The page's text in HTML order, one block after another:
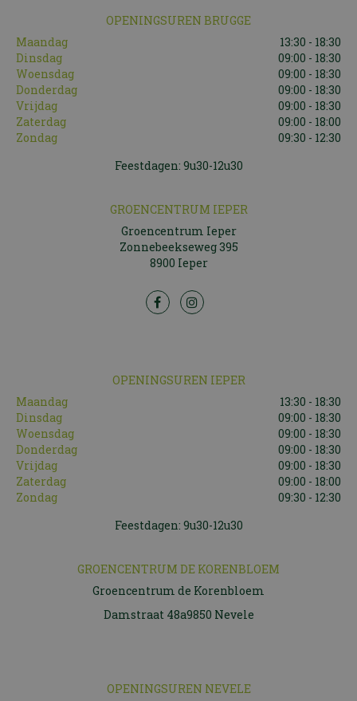
OPENINGSUREN BRUGGE
Maandag
13:30 - 18:30
Dinsdag
09:00 - 18:30
Woensdag
09:00 - 18:30
Donderdag
09:00 - 18:30
Vrijdag
09:00 - 18:30
Zaterdag
09:00 - 18:00
Zondag
09:30 - 12:30
Feestdagen: 9u30-12u30
GROENCENTRUM IEPER
Groencentrum Ieper
Zonnebeekseweg 395
8900 Ieper
OPENINGSUREN IEPER
Maandag
13:30 - 18:30
Dinsdag
09:00 - 18:30
Woensdag
09:00 - 18:30
Donderdag
09:00 - 18:30
Vrijdag
09:00 - 18:30
Zaterdag
09:00 - 18:00
Zondag
09:30 - 12:30
Feestdagen: 9u30-12u30
GROENCENTRUM DE KORENBLOEM
Groencentrum de Korenbloem
Damstraat 48a9850 Nevele
OPENINGSUREN NEVELE